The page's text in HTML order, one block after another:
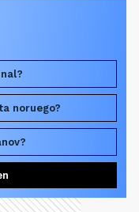
noruego?